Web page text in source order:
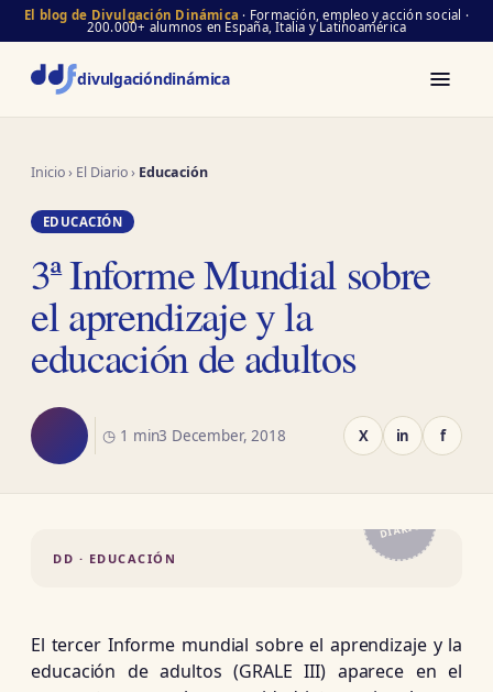
El blog de Divulgación Dinámica · Formación, empleo y acción social ·
200.000+ alumnos en España, Italia y Latinoamérica
divulgacióndinámica
Inicio› El Diario› Educación
EDUCACIÓN
3ª Informe Mundial sobre
el aprendizaje y la
educación de adultos
◷ 1 min3 December, 2018 X in f
DD · EDUCACIÓN
DIARIO
El tercer Informe mundial sobre el aprendizaje y la
educación de adultos (GRALE III) aparece en el